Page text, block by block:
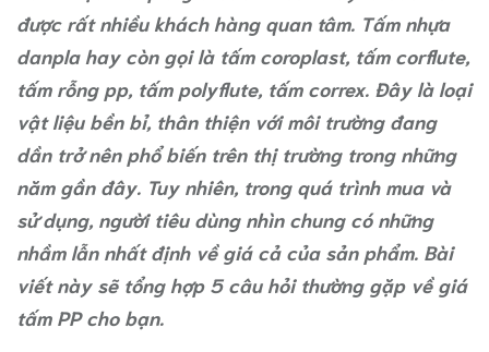
được rất nhiều khách hàng quan tâm. Tấm nhựa
danpla hay còn gọi là tấm coroplast, tấm corflute,
tấm rỗng pp, tấm polyflute, tấm correx. Đây là loại
vật liệu bền bỉ, thân thiện với môi trường đang
dần trở nên phổ biến trên thị trường trong những
năm gần đây. Tuy nhiên, trong quá trình mua và
sử dụng, người tiêu dùng nhìn chung có những
nhầm lẫn nhất định về giá cả của sản phẩm. Bài
viết này sẽ tổng hợp 5 câu hỏi thường gặp về giá
tấm PP cho bạn.